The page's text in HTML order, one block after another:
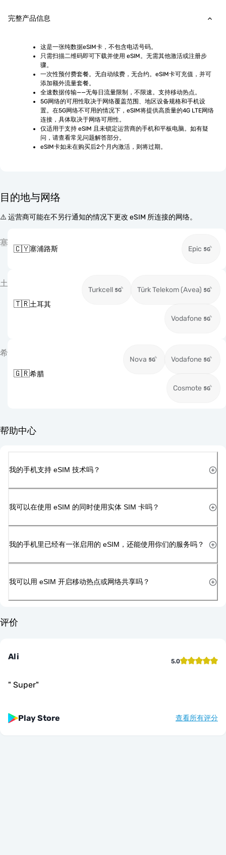
完整产品信息
这是一张纯数据eSIM卡，不包含电话号码。
只需扫描二维码即可下载并使用 eSIM。无需其他激活或注册步
骤。
一次性预付费套餐。无自动续费，无合约。eSIM卡可充值，并可
添加额外流量套餐。
全速数据传输——无每日流量限制，不限速。支持移动热点。
5G网络的可用性取决于网络覆盖范围、地区设备规格和手机设
置。在5G网络不可用的情况下，eSIM将提供高质量的4G LTE网络
连接，具体取决于网络可用性。
仅适用于支持 eSIM 且未锁定运营商的手机和平板电脑。如有疑
问，请查看常见问题解答部分。
eSIM卡如未在购买后2个月内激活，则将过期。
目的地与网络
⚠️ 运营商可能在不另行通知的情况下更改 eSIM 所连接的网络。
塞
🇨🇾塞浦路斯 Epic
土
🇹🇷土耳其
Turkcell Türk Telekom (Avea)
Vodafone
希
🇬🇷希腊
Nova Vodafone
Cosmote
帮助中心
我的手机支持 eSIM 技术吗？
我可以在使用 eSIM 的同时使用实体 SIM 卡吗？
我的手机里已经有一张启用的 eSIM，还能使用你们的服务吗？
我可以用 eSIM 开启移动热点或网络共享吗？
评价
Ali 5.0
" Super"
Play Store 查看所有评分